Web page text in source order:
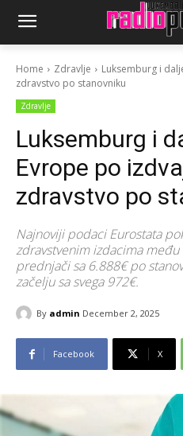
Home Zdravlje
Luksemburg i
zdravstvo po stanovniku
Zdravlje
Luksemburg i
Evrope po
zdravstvo po
Najnoviji podaci Eurostata
zdravstvenim izdacima
prednjači sa 6.888€ po
začelju sa svega 972€.
By admin December 2, 2025
Facebook X